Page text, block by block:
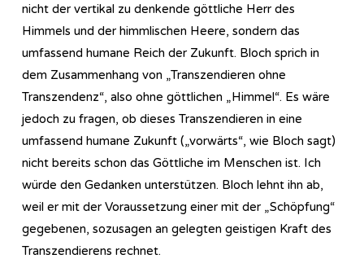
nicht der vertikal zu denkende göttliche Herr des
Himmels und der himmlischen Heere, sondern das
umfassend humane Reich der Zukunft. Bloch sprich in
dem Zusammenhang von „Transzendieren ohne
Transzendenz“, also ohne göttlichen „Himmel“. Es wäre
jedoch zu fragen, ob dieses Transzendieren in eine
umfassend humane Zukunft („vorwärts“, wie Bloch sagt)
nicht bereits schon das Göttliche im Menschen ist. Ich
würde den Gedanken unterstützen. Bloch lehnt ihn ab,
weil er mit der Voraussetzung einer mit der „Schöpfung“
gegebenen, sozusagen an gelegten geistigen Kraft des
Transzendierens rechnet.